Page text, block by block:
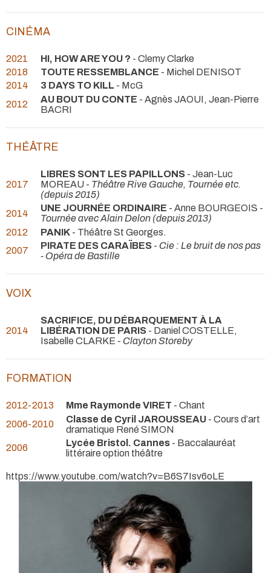
CINÉMA
2021 HI, HOW ARE YOU ? - Clemy Clarke
2018
TOUTE RESSEMBLANCE - Michel DENISOT
2014
3 DAYS TO KILL - McG
2012
AU BOUT DU CONTE - Agnès JAOUI, Jean-Pierre
BACRI
THÉÂTRE
2017
LIBRES SONT LES PAPILLONS - Jean-Luc
MOREAU - Théâtre Rive Gauche, Tournée etc.
(depuis 2015)
2014
UNE JOURNÉE ORDINAIRE - Anne BOURGEOIS -
Tournée avec Alain Delon (depuis 2013)
2012
PANIK - Théâtre St Georges.
2007
PIRATE DES CARAÏBES - Cie : Le bruit de nos pas
- Opéra de Bastille
VOIX
2014
SACRIFICE, DU DÉBARQUEMENT À LA
LIBÉRATION DE PARIS - Daniel COSTELLE,
Isabelle CLARKE - Clayton Storeby
FORMATION
2012-2013 Mme Raymonde VIRET - Chant
2006-2010
Classe de Cyril JAROUSSEAU - Cours d’art
dramatique René SIMON
2006
Lycée Bristol. Cannes - Baccalauréat
littéraire option théâtre
https://www.youtube.com/watch?v=B6S7Isv6oLE